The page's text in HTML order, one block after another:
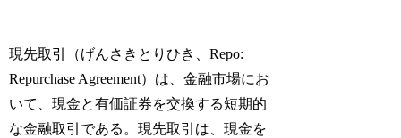
現先取引（げんさきとりひき、Repo:
Repurchase Agreement）は、金融市場にお
いて、現金と有価証券を交換する短期的
な金融取引である。現先取引は、現金を